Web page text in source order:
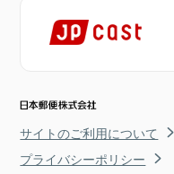
サイトのご利用について
プライバシーポリシー